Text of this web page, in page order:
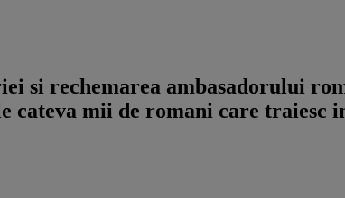
si rechemarea ambasadorului
cateva mii de romani care traiesc